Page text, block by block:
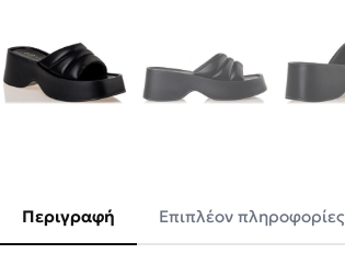
Περιγραφή Επιπλέον πληροφορίες